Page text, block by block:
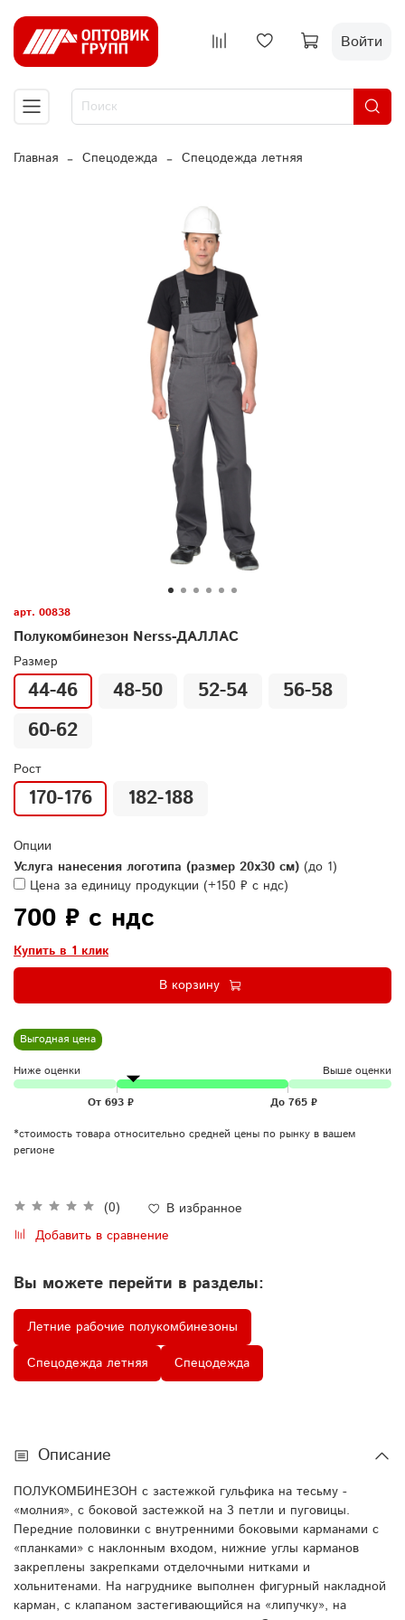
Войти
Главная Спецодежда Спецодежда летняя
арт. 00838
Полукомбинезон Nerss-ДАЛЛАС
(0)
В избранное
Добавить в сравнение
Размер
44-46 48-50 52-54
56-58
60-62
Рост
170-176 182-188
Опции
Услуга нанесения логотипа (размер 20х30 см) (до 1)
Цена за единицу продукции (+150 ₽ с ндс)
700 ₽ с ндс
Купить в 1 клик
В корзину
Выгодная цена
Ниже оценки Выше оценки
*стоимость товара относительно средней цены по рынку в вашем
регионе
Вы можете перейти в разделы:
Летние рабочие полукомбинезоны
Спецодежда летняя
Спецодежда
Описание
ПОЛУКОМБИНЕЗОН с застежкой гульфика на тесьму -
«молния», с боковой застежкой на 3 петли и пуговицы.
Передние половинки с внутренними боковыми карманами с
«планками» с наклонным входом, нижние углы карманов
закреплены закрепками отделочными нитками и
хольнитенами. На нагруднике выполнен фигурный накладной
карман, с клапаном застегивающийся на «липучку», на